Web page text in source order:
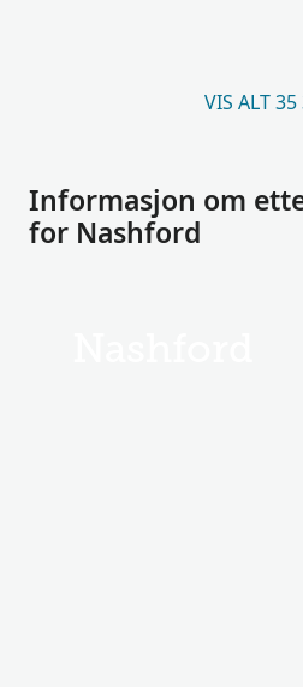
VIS ALT
Informasjon om
for Nashford